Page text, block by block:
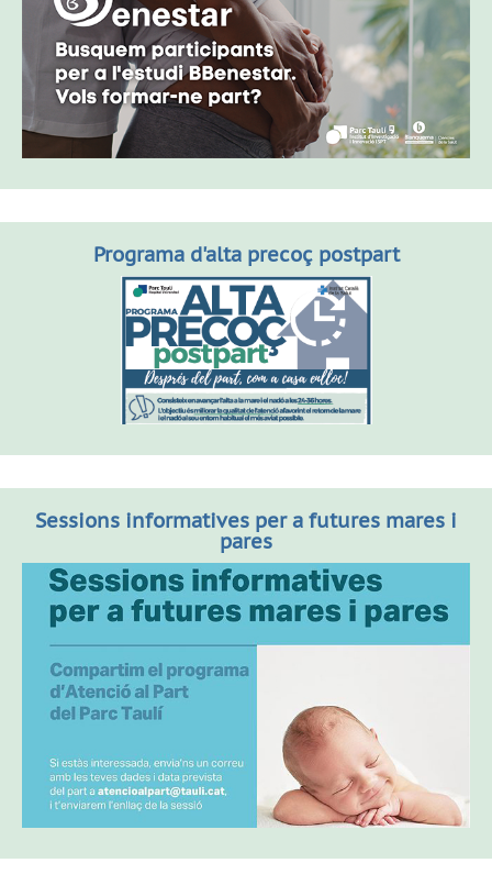
Programa d'alta precoç postpart
Sessions informatives per a futures mares i
pares